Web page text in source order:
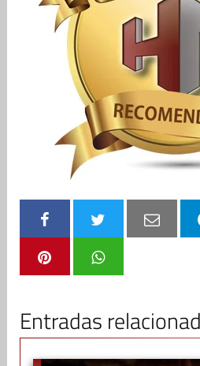
Entradas